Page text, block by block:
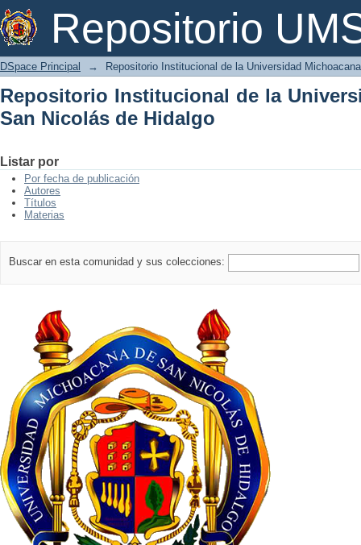
Repositorio
Repositorio Institucional de la
DSpace Principal → Repositorio Institucional de la Universidad
Repositorio Institucional de la
San Nicolás de Hidalgo
Listar por
Por fecha de publicación
Autores
Títulos
Materias
Buscar en esta comunidad y sus colecciones: